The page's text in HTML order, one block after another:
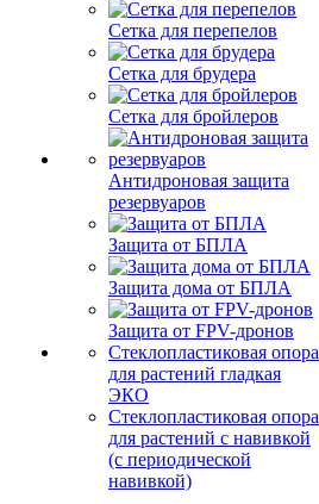
Сетка для перепелов
Сетка для брудера
Сетка для бройлеров
Антидроновая защита
резервуаров
Защита от БПЛА
Защита дома от БПЛА
Защита от FPV-дронов
Стеклопластиковая опора
для растений гладкая
ЭКО
Стеклопластиковая опора
для растений с навивкой
(с периодической
навивкой)